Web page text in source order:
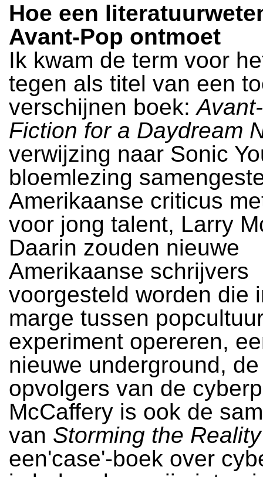
Hoe een
Avant-Pop ontmoet
Ik kwam de term voor
tegen als titel van een
verschijnen boek:
Fiction for a Daydream
verwijzing naar Sonic
bloemlezing
Amerikaanse criticus
voor jong talent, Larry
Daarin zouden nieuwe
Amerikaanse schrijvers
voorgesteld worden die
marge tussen
experiment opereren,
nieuwe underground,
opvolgers van de
McCaffery is ook de
van Storming the
een'case'-boek over